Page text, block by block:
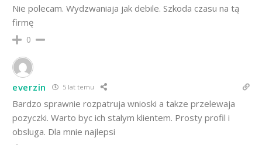
Nie polecam. Wydzwaniaja jak debile. Szkoda czasu na tą
firmę
0
everzin 5 lat temu
Bardzo sprawnie rozpatruja wnioski a takze przelewaja
pozyczki. Warto byc ich stalym klientem. Prosty profil i
obsluga. Dla mnie najlepsi